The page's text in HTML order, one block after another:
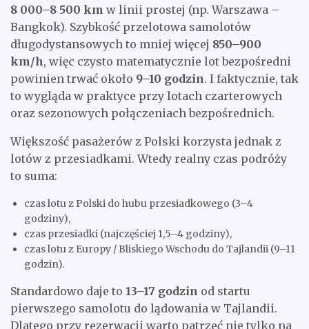
8 000–8 500 km w linii prostej (np. Warszawa –
Bangkok). Szybkość przelotowa samolotów
długodystansowych to mniej więcej 850–900
km/h, więc czysto matematycznie lot bezpośredni
powinien trwać około 9–10 godzin. I faktycznie, tak
to wygląda w praktyce przy lotach czarterowych
oraz sezonowych połączeniach bezpośrednich.
Większość pasażerów z Polski korzysta jednak z
lotów z przesiadkami. Wtedy realny czas podróży
to suma:
czas lotu z Polski do hubu przesiadkowego (3–4
godziny),
czas przesiadki (najczęściej 1,5–4 godziny),
czas lotu z Europy / Bliskiego Wschodu do Tajlandii (9–11
godzin).
Standardowo daje to 13–17 godzin od startu
pierwszego samolotu do lądowania w Tajlandii.
Dlatego przy rezerwacji warto patrzeć nie tylko na